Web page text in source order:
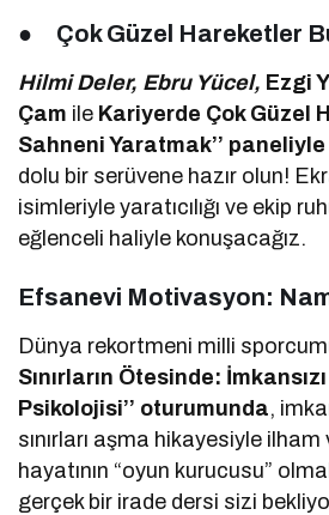
● Çok Güzel Hareketler
Hilmi Deler, Ebru Yücel, Ezgi
Çam ile Kariyerde Çok Güzel
Sahneni Yaratmak’’ paneliyle
dolu bir serüvene hazır olun!
isimleriyle yaratıcılığı ve ekip
eğlenceli haliyle konuşacağız.
Efsanevi Motivasyon:
Dünya rekortmeni milli
Sınırların Ötesinde:
Psikolojisi’’ oturumunda,
sınırları aşma hikayesiyle ilham
hayatının “oyun kurucusu”
gerçek bir irade dersi sizi